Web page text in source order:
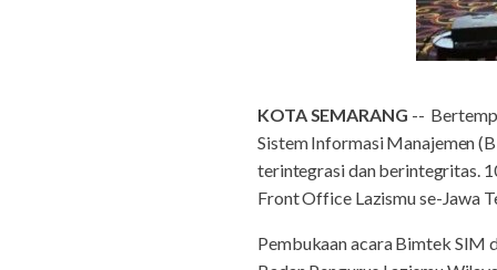
KOTA SEMARANG --
Sistem Informasi Manajemen
terintegrasi dan berintegritas.
Front Office Lazismu se-Jawa
Pembukaan acara Bimtek SIM